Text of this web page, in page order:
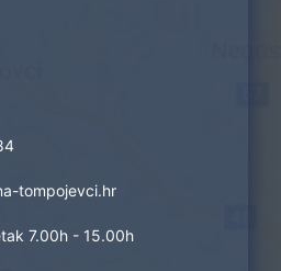
tompojevci.hr
7.00h - 15.00h